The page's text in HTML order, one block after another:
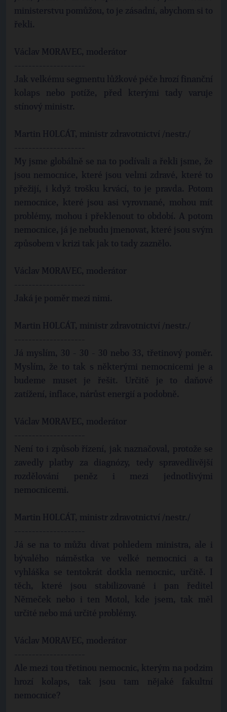
ministerstvu pomůžou, to je zásadní, abychom si to
řekli.
Václav MORAVEC, moderátor
--------------------
Jak velkému segmentu lůžkové péče hrozí finanční
kolaps nebo potíže, před kterými tady varuje
stínový ministr.
Martin HOLCÁT, ministr zdravotnictví /nestr./
--------------------
My jsme globálně se na to podívali a řekli jsme, že
jsou nemocnice, které jsou velmi zdravé, které to
přežijí, i když trošku krvácí, to je pravda. Potom
nemocnice, které jsou asi vyrovnané, mohou mít
problémy, mohou i překlenout to období. A potom
nemocnice, já je nebudu jmenovat, které jsou svým
způsobem v krizi tak jak to tady zaznělo.
Václav MORAVEC, moderátor
--------------------
Jaká je poměr mezi nimi.
Martin HOLCÁT, ministr zdravotnictví /nestr./
--------------------
Já myslím, 30 - 30 - 30 nebo 33, třetinový poměr.
Myslím, že to tak s některými nemocnicemi je a
budeme muset je řešit. Určitě je to daňové
zatížení, inflace, nárůst energií a podobně.
Václav MORAVEC, moderátor
--------------------
Není to i způsob řízení, jak naznačoval, protože se
zavedly platby za diagnózy, tedy spravedlivější
rozdělování peněz i mezi jednotlivými
nemocnicemi.
Martin HOLCÁT, ministr zdravotnictví /nestr./
--------------------
Já se na to můžu dívat pohledem ministra, ale i
bývalého náměstka ve velké nemocnici a ta
vyhláška se tentokrát dotkla nemocnic, určitě. I
těch, které jsou stabilizované i pan ředitel
Němeček nebo i ten Motol, kde jsem, tak měl
určité nebo má určité problémy.
Václav MORAVEC, moderátor
--------------------
Ale mezi tou třetinou nemocnic, kterým na podzim
hrozí kolaps, tak jsou tam nějaké fakultní
nemocnice?